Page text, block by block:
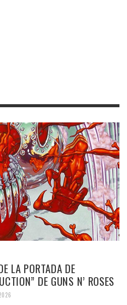
LA PORTADA DE
DE GUNS N’ ROSES